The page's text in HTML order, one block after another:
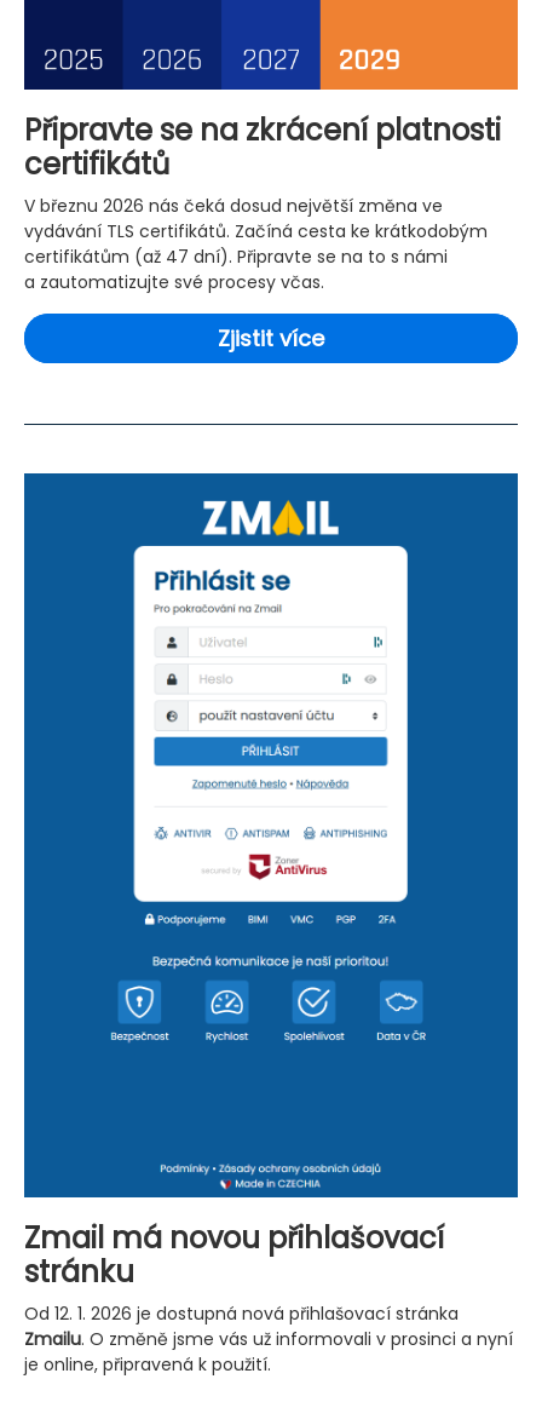
Připravte se na zkrácení platnosti
certifikátů
V březnu 2026 nás čeká dosud největší změna ve
vydávání TLS certifikátů. Začíná cesta ke krátkodobým
certifikátům (až 47 dní). Připravte se na to s námi
a zautomatizujte své procesy včas.
Zjistit více
Zmail má novou přihlašovací
stránku
Od 12. 1. 2026 je dostupná nová přihlašovací stránka
Zmailu. O změně jsme vás už informovali v prosinci a nyní
je online, připravená k použití.